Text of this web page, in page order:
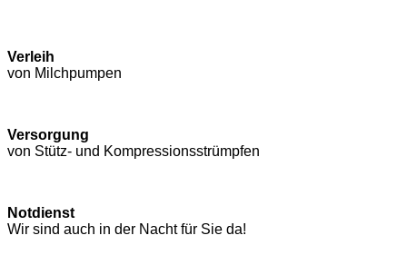
Verleih
von Milchpumpen
Versorgung
von Stütz- und Kompressions­strümpfen
Notdienst
Wir sind auch in der Nacht für Sie da!